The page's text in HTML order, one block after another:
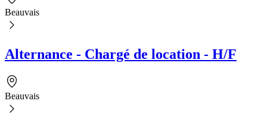
Beauvais
Alternance - Chargé de location - H/F
Beauvais